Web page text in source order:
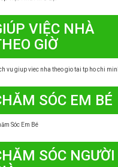
VIỆC NHÀ
GIỜ
SÓC EM BÉ
SÓC NGƯỜI